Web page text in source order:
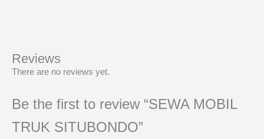
Reviews
There are no reviews yet.
Be the first to review “SEWA MOBIL
TRUK SITUBONDO”